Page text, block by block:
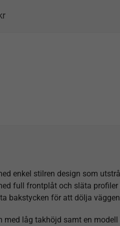
kr
enkel stilren design som
full frontplåt och släta
bakstycken för att dölja
låg takhöjd samt en